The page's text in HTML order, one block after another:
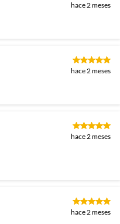
hace 2 meses
hace 2 meses
hace 2 meses
hace 2 meses